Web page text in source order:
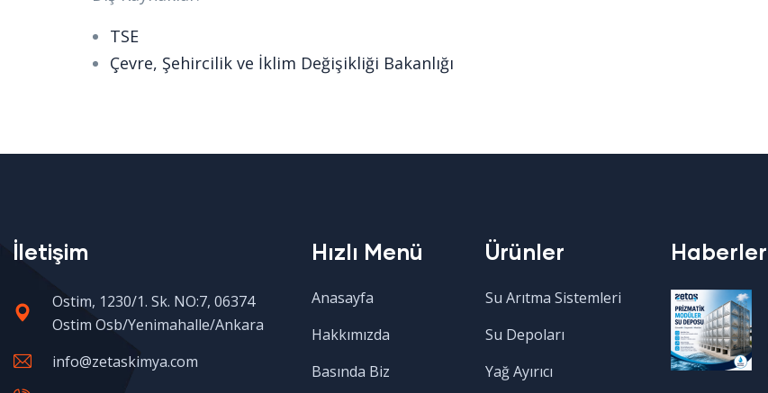
TSE
Çevre, Şehircilik ve İklim Değişikliği Bakanlığı
İletişim
Ostim, 1230/1. Sk. NO:7, 06374
Ostim Osb/Yenimahalle/Ankara
info@zetaskimya.com
Hızlı Menü
Anasayfa
Hakkımızda
Basında Biz
Ürünler
Su Arıtma Sistemleri
Su Depoları
Yağ Ayırıcı
Haberler